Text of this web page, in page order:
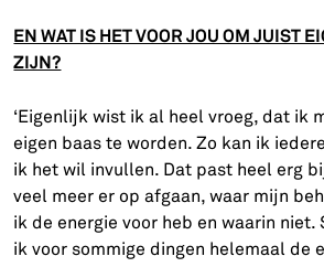
EN WAT IS HET VOOR JOU OM JUIST
ZIJN?
‘Eigenlijk wist ik al heel vroeg, dat ik
eigen baas te worden. Zo kan ik
ik het wil invullen. Dat past heel erg
veel meer er op afgaan, waar mijn
ik de energie voor heb en waarin niet.
ik voor sommige dingen helemaal de